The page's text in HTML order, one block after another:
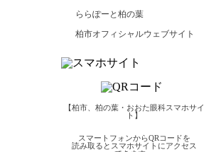
ららぽーと柏の葉
柏市オフィシャルウェブサイト
【柏市、柏の葉・おおた眼科スマホサイ
ト】
スマートフォンからQRコードを
読み取るとスマホサイトにアクセス